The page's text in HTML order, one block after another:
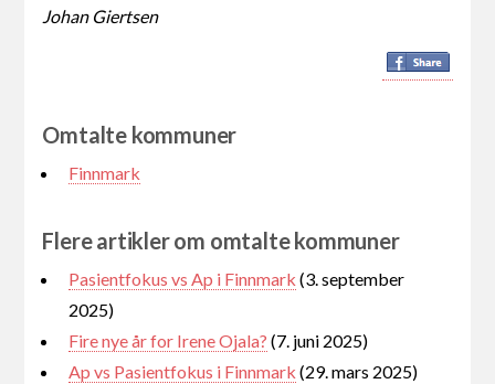
Johan Giertsen
Omtalte kommuner
Finnmark
Flere artikler om omtalte kommuner
Pasientfokus vs Ap i Finnmark (3. september
2025)
Fire nye år for Irene Ojala? (7. juni 2025)
Ap vs Pasientfokus i Finnmark (29. mars 2025)